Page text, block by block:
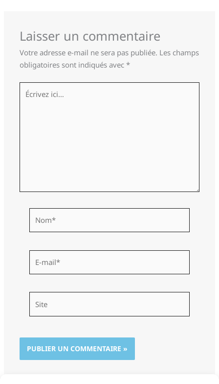
Laisser un commentaire
Votre adresse e-mail ne sera pas publiée. Les champs
obligatoires sont indiqués avec*
Écrivez
ici…
mail*